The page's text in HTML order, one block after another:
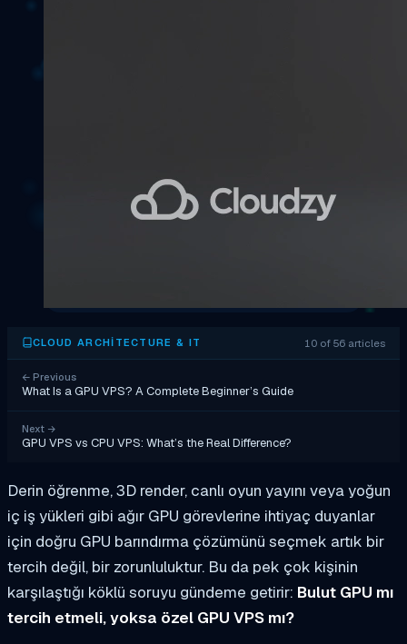
CLOUD ARCHITECTURE & IT 10 of 56 articles
← Previous
What Is a GPU VPS? A Complete Beginner’s Guide
Next →
GPU VPS vs CPU VPS: What’s the Real Difference?
Derin öğrenme, 3D render, canlı oyun yayını veya yoğun
iç iş yükleri gibi ağır GPU görevlerine ihtiyaç duyanlar
için doğru GPU barındırma çözümünü seçmek artık bir
tercih değil, bir zorunluluktur. Bu da pek çok kişinin
karşılaştığı köklü soruyu gündeme getirir: Bulut GPU mı
tercih etmeli, yoksa özel GPU VPS mı?